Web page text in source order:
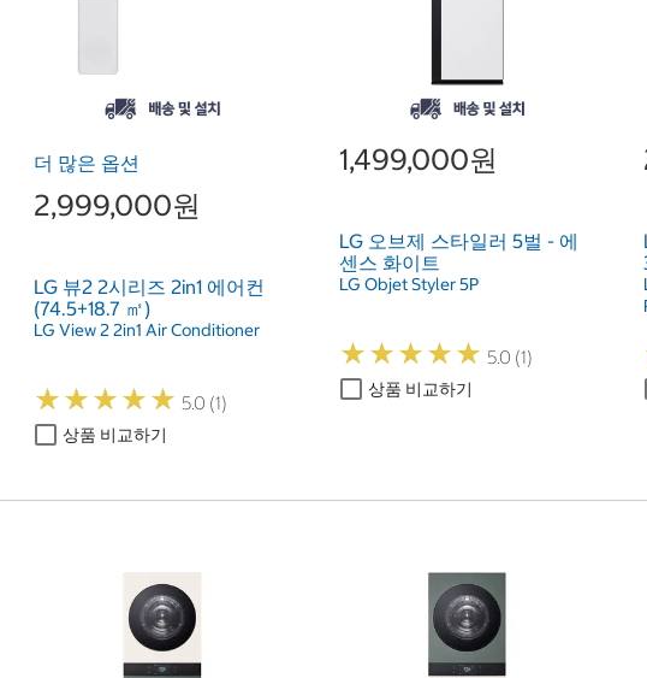
더 많은 옵션
2,999,000원
LG 뷰2 2시리즈 2in1 에어컨
(74.5+18.7 ㎡)
LG View 2 2in1 Air Conditioner
★★★★★
★★★★★ 5.0 (1)
상품 비교하기
1,499,000원
LG 오브제 스타일러 5벌 - 에
센스 화이트
LG Objet Styler 5P
★★★★★
★★★★★ 5.0 (1)
상품 비교하기